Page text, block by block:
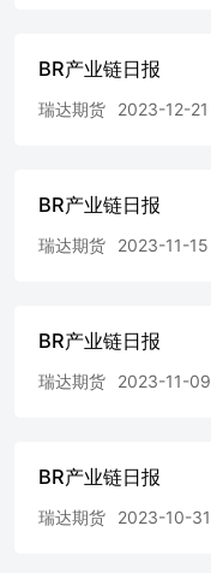
BR产业链日报
瑞达期货 2023-12-21
BR产业链日报
瑞达期货 2023-11-15
BR产业链日报
瑞达期货 2023-11-09
BR产业链日报
瑞达期货 2023-10-31